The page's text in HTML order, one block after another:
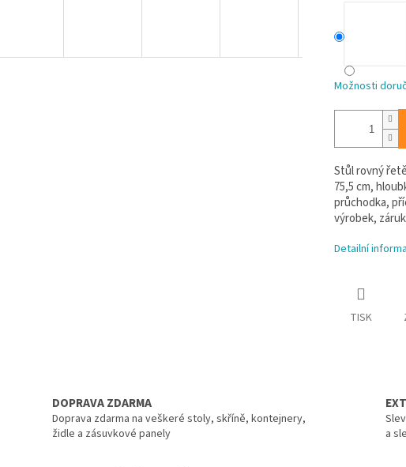
Možnosti
Stůl rovný
75,5 cm,
průchodka,
výrobek,
Detailní
TISK
DOPRAVA ZDARMA
Doprava zdarma na veškeré stoly, skříně, kontejnery,
židle a zásuvkové panely
a